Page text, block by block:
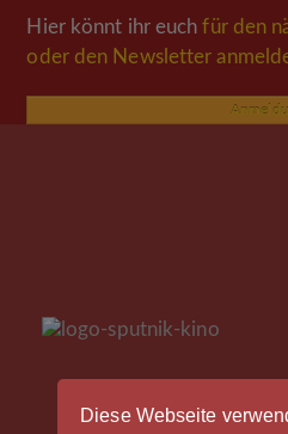
Diese Webseite
Hier könnt ihr euchfür den
oder den Newsletter